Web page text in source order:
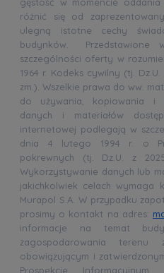
różnić się od
ulegną istotne cechy
budynków. Przedstawione
szczególności oferty w
1964 r. Kodeks cywilny (tj.
zm.). Wszelkie prawa do ww.
do używania, kopiowania i
danych i materiałów
internetowej podlegają w
dnia 4 lutego 1994 r. o
pokrewnych (tj. Dz.U. z
Wykorzystywanie danych lub
jakichkolwiek celach wymaga
Murapol S.A. W przypadku
prosimy o kontakt na adres:
informacje na temat
zagospodarowania
obowiązującym i
Prospekcie